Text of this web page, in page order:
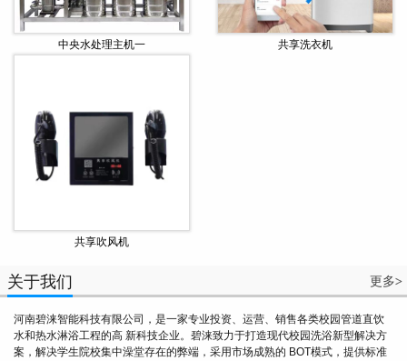
中央水处理主机一 共享洗衣机
共享吹风机
关于我们 更多>
河南碧涞智能科技有限公司，是一家专业投资、运营、销售各类校园管道直饮
水和热水淋浴工程的高 新科技企业。碧涞致力于打造现代校园洗浴新型解决方
案，解决学生院校集中澡堂存在的弊端，采用市场成熟的 BOT模式，提供标准